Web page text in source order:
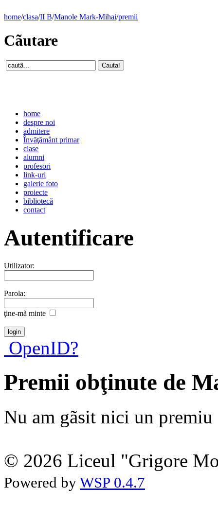
home/clasa/II B/Manole Mark-Mihai/premii
Cãutare
home
despre noi
admitere
Învăţământ primar
clase
alumni
profesori
link-uri
galerie foto
proiecte
bibliotecă
contact
Autentificare
Utilizator:
Parola:
ţine-mã minte
OpenID?
Premii obţinute de
Nu am gãsit nici un premiu
© 2026 Liceul "Grigore
Powered by WSP 0.4.7